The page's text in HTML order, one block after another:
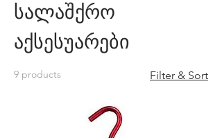
სალაშქრო
აქსესუარები
9 products Filter & Sort